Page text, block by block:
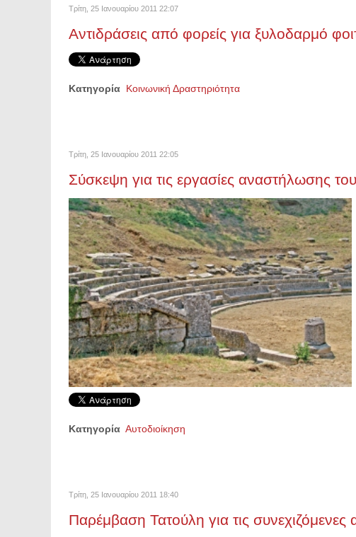
Τρίτη, 25 Ιανουαρίου 2011 22:07
Αντιδράσεις από φορείς για ξυλοδαρμό
Κατηγορία Κοινωνική Δραστηριότητα
Τρίτη, 25 Ιανουαρίου 2011 22:05
Σύσκεψη για τις εργασίες αναστήλωσης
Κατηγορία Αυτοδιοίκηση
Τρίτη, 25 Ιανουαρίου 2011 18:40
Παρέμβαση Τατούλη για τις